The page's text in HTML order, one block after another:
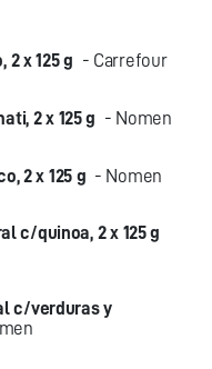
2 x 125 g - Carrefour
2 x 125 g - Nomen
2 x 125 g - Nomen
c/quinoa, 2 x 125 g
c/verduras y